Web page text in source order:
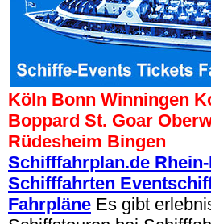
Köln Bonn Winningen
Boppard St. Goar
Rüdesheim Bingen
Schifffahrplan.de
Schifffahrten
Fahrpläne Es gibt